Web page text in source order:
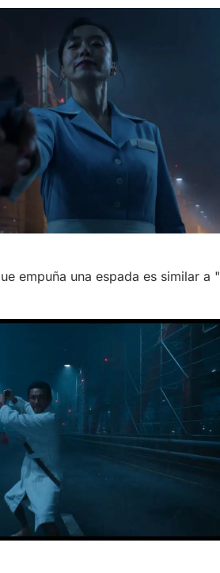
empuña una espada es similar a "